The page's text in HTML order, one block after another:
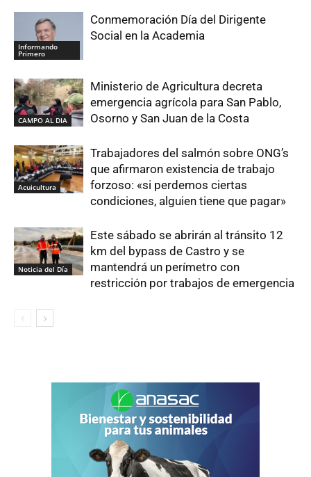
Informando
Primero
Conmemoración Día del Dirigente
Social en la Academia
CAMPO AL DIA
Ministerio de Agricultura decreta
emergencia agrícola para San Pablo,
Osorno y San Juan de la Costa
Acuicultura
Trabajadores del salmón sobre ONG’s
que afirmaron existencia de trabajo
forzoso: «si perdemos ciertas
condiciones, alguien tiene que pagar»
Noticia del Día
Este sábado se abrirán al tránsito 12
km del bypass de Castro y se
mantendrá un perímetro con
restricción por trabajos de emergencia